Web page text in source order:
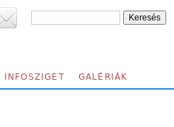
INFOSZIGET GALÉRIÁK